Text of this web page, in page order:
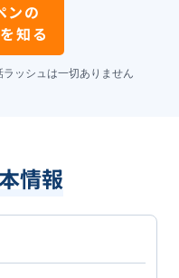
ンの
知る
ッシュは一切ありません
情報